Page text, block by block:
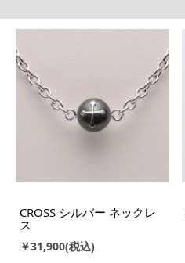
CROSS シルバー ネックレ
ス
￥31,900